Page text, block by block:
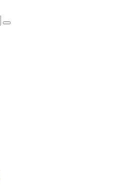
Search